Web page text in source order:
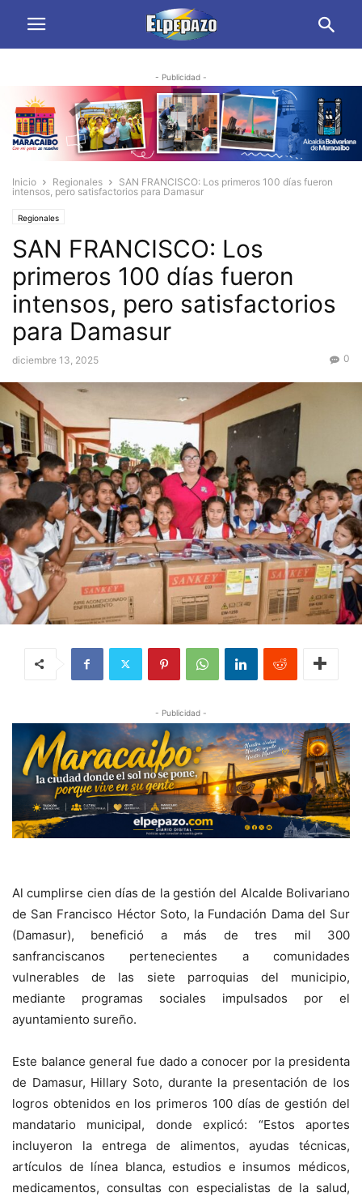
- Publicidad -
Inicio Regionales
SAN FRANCISCO: Los primeros 100 días fueron
intensos, pero satisfactorios para Damasur
Regionales
SAN FRANCISCO: Los
primeros 100 días fueron
intensos, pero satisfactorios
para Damasur
diciembre 13, 2025 0
- Publicidad -
Al cumplirse cien días de la gestión del Alcalde Bolivariano
de San Francisco Héctor Soto, la Fundación Dama del Sur
(Damasur), benefició a más de tres mil 300
sanfranciscanos pertenecientes a comunidades
vulnerables de las siete parroquias del municipio,
mediante programas sociales impulsados por el
ayuntamiento sureño.
Este balance general fue dado a conocer por la presidenta
de Damasur, Hillary Soto, durante la presentación de los
logros obtenidos en los primeros 100 días de gestión del
mandatario municipal, donde explicó: “Estos aportes
incluyeron la entrega de alimentos, ayudas técnicas,
artículos de línea blanca, estudios e insumos médicos,
medicamentos, consultas con especialistas de la salud,